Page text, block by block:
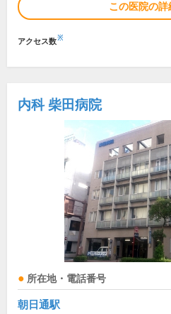
この医院の詳
アクセス数※
内科 柴田病院
所在地・電話番号
朝日通駅